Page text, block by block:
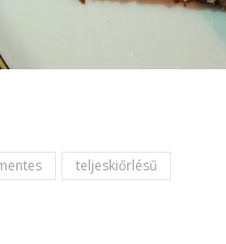
teljeskiőrlésű